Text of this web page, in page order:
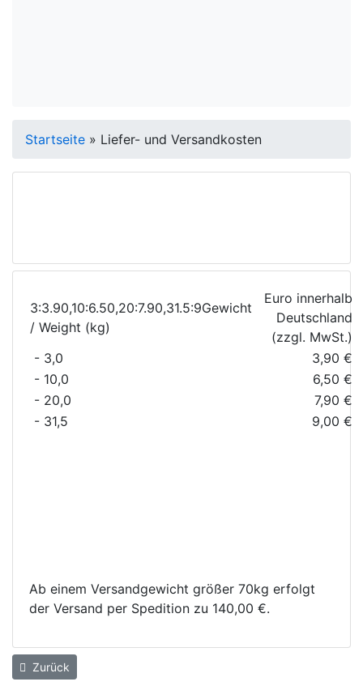
Startseite » Liefer- und Versandkosten
3:3.90,10:6.50,20:7.90,31.5:9Gewicht
/ Weight (kg)
Euro innerhalb
Deutschland
(zzgl. MwSt.)
- 3,0
3,90 €
- 10,0
6,50 €
- 20,0
7,90 €
- 31,5
9,00 €
Ab einem Versandgewicht größer 70kg erfolgt
der Versand per Spedition zu 140,00 €.
Zurück